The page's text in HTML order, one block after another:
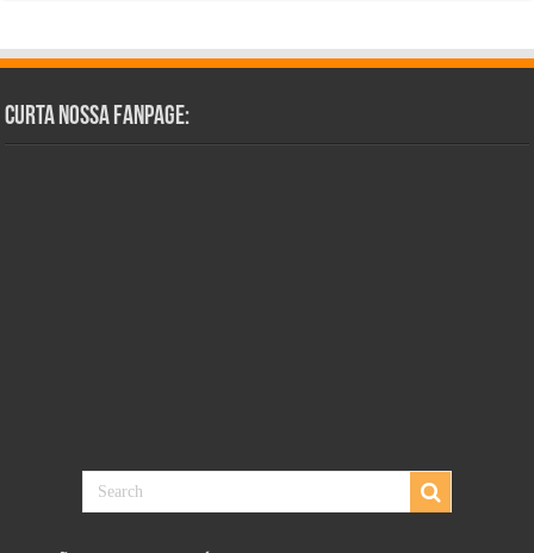
Curta Nossa Fanpage: